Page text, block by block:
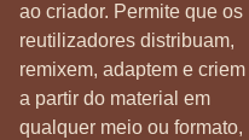
ao criador. Permite que os
reutilizadores distribuam,
remixem, adaptem e criem
a partir do material em
qualquer meio ou formato,